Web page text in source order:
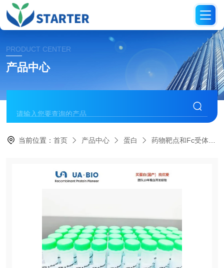
PRODUCT CENTER
产品中心
当前位置：首页 产品中心 蛋白 药物靶点和Fc受体